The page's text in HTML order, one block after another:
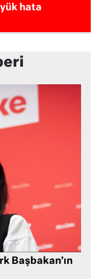
hata
Başbakan’ın